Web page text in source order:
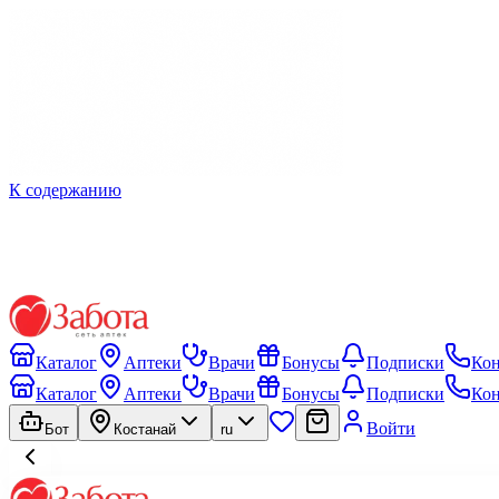
К содержанию
Каталог Аптеки Врачи Бонусы Подписки
Каталог
Аптеки Врачи Бонусы Подписки
Бот Костанай ru Войти